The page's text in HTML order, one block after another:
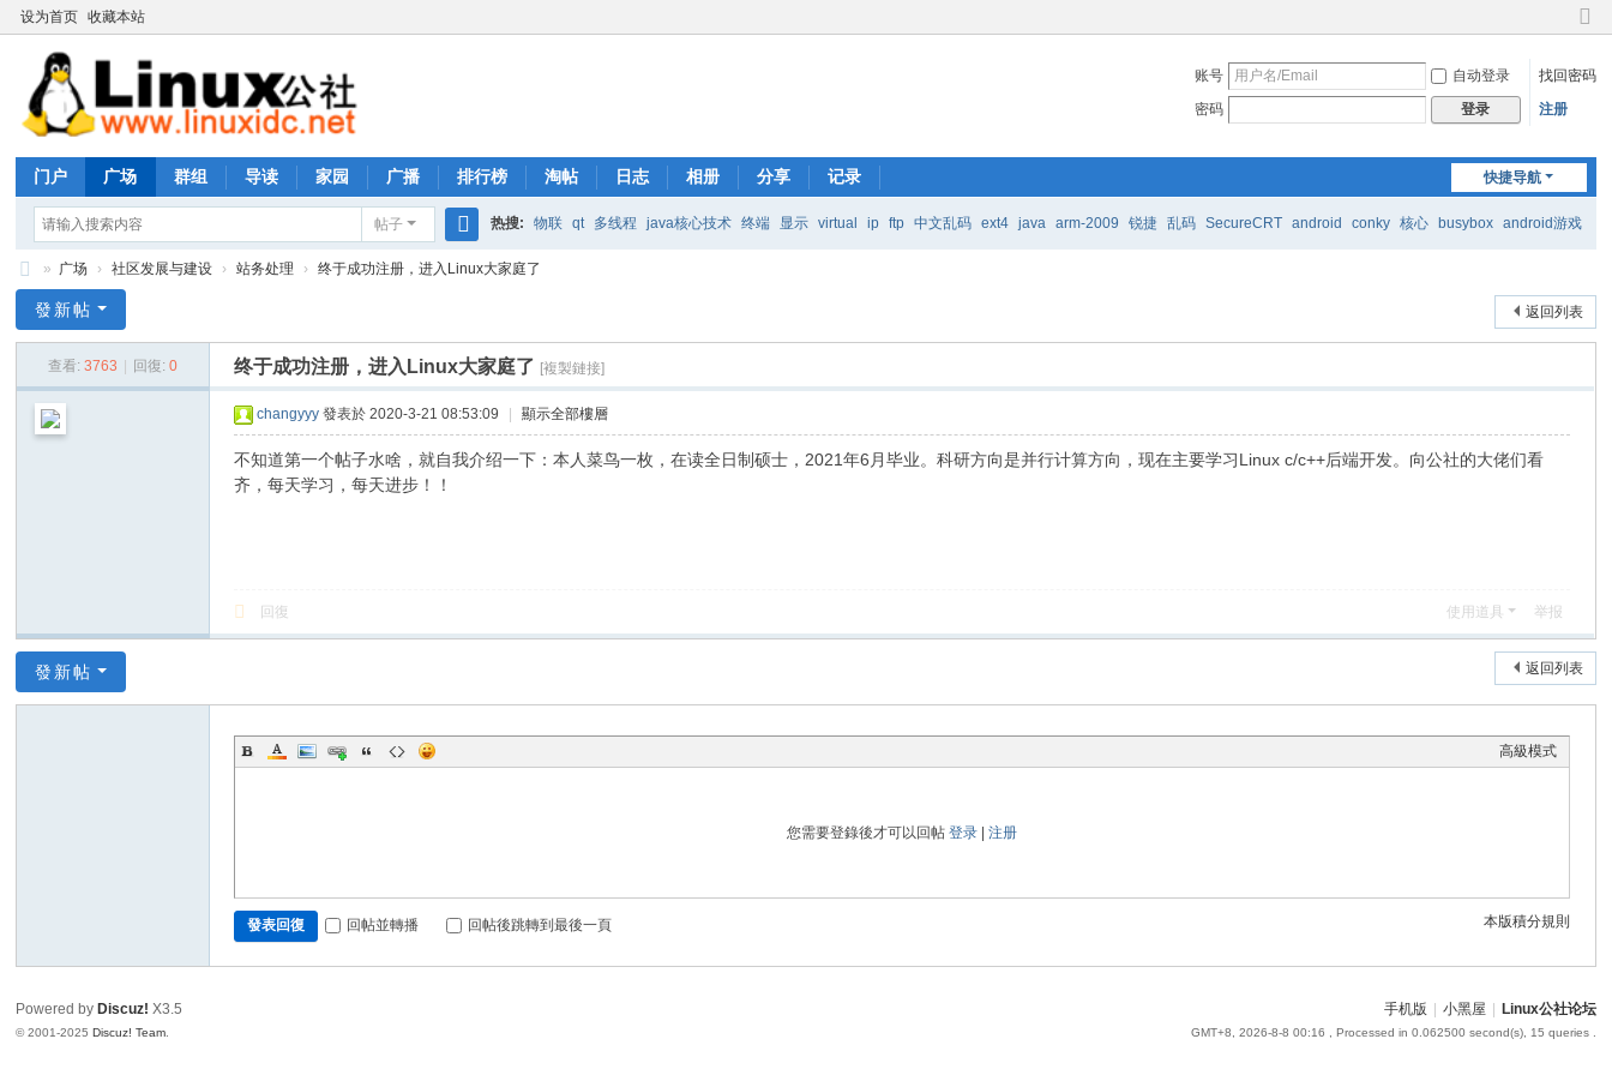
设为首页 收藏本站
切
到
账号 自动登录
找回密码
密码
登录 注册
快捷导航
门户 广场 群组 导读 家园 广播 排行榜 淘帖 日志 相册 分享 记录
帖子 热搜: 物联 qt 多线程 java核心技术 终端 显示 virtual ip ftp 中文乱码 ext4 java arm-2009 锐捷 乱码 SecureCRT android conky 核心 busybox android游戏
rhs333
nu
公
» 广场 › 社区发展与建设 › 站务处理 › 终于成功注册，进入Linux大家庭了
返回列表
發新帖
查看: 3763 回復: 0 终于成功注册，进入Linux大家庭了 [複製鏈接]
changyyy 發表於 2020-3-21 08:53:09 顯示全部樓層
不知道第一个帖子水啥，就自我介绍一下：本人菜鸟一枚，在读全日制硕士，2021年6月毕业。科研方向是并行计算方向，现在主要学习Linux c/c++后端开发。向公社的大佬们看
齐，每天学习，每天进步！！
回復 使用道具 举报
返回列表
發新帖
高級模式
您需要登錄後才可以回帖登录 |注册
本版積分規則
發表回復 回帖並轉播 回帖後跳轉到最後一頁
手机版 小黑屋 Linux公社论坛
GMT+8, 2026-8-8 00:16 , Processed in 0.062500 second(s), 15 queries .
Powered by Discuz! X3.5
© 2001-2025Discuz! Team